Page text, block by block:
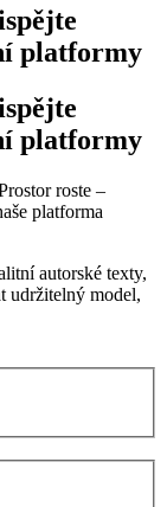
platformy
platformy
roste –
platforma
autorské texty,
udržitelný model,